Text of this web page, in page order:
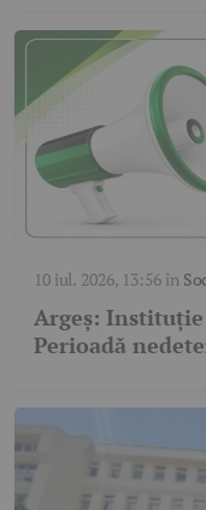
10 iul. 2026, 13:56în
Argeș:
Perioadă